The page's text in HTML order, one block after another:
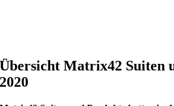
Übersicht Matrix42 Suiten
2020